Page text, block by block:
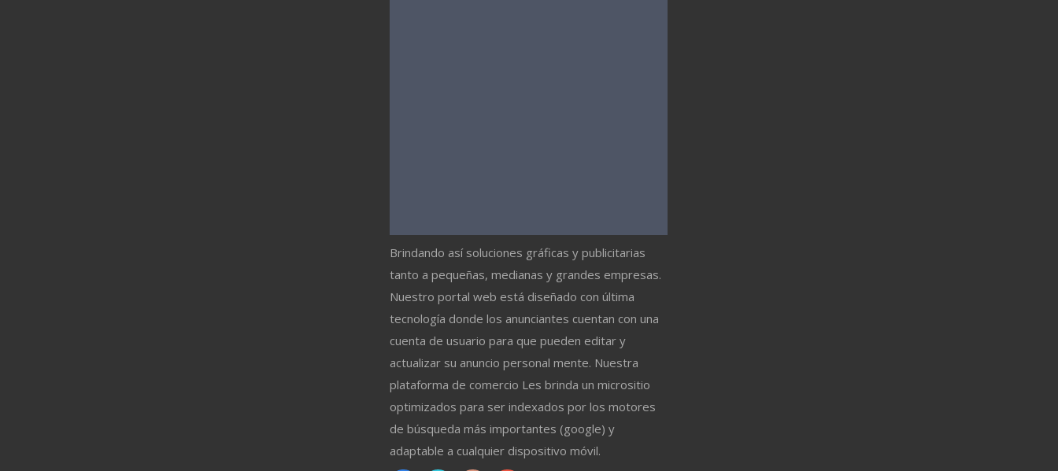
Brindando así soluciones gráficas y publicitarias
tanto a pequeñas, medianas y grandes empresas.
Nuestro portal web está diseñado con última
tecnología donde los anunciantes cuentan con una
cuenta de usuario para que pueden editar y
actualizar su anuncio personal mente. Nuestra
plataforma de comercio Les brinda un micrositio
optimizados para ser indexados por los motores
de búsqueda más importantes (google) y
adaptable a cualquier dispositivo móvil.